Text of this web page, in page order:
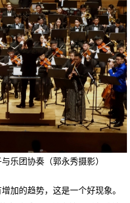
乐团协奏（郭永秀摄影）
加的趋势，这是一个好现象。